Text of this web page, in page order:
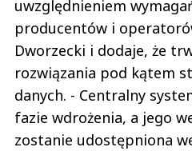
uwzględnieniem
producentów i
Dworzecki i dodaje, że
rozwiązania pod kątem
danych. - Centralny
fazie wdrożenia, a jego
zostanie udostępniona